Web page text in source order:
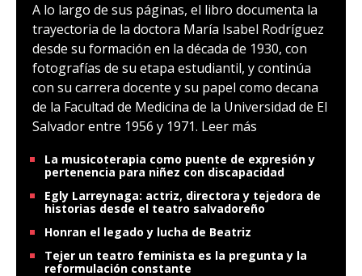
A lo largo de sus páginas, el libro documenta la
trayectoria de la doctora María Isabel Rodríguez
desde su formación en la década de 1930, con
fotografías de su etapa estudiantil, y continúa
con su carrera docente y su papel como decana
de la Facultad de Medicina de la Universidad de El
Salvador entre 1956 y 1971. Leer más
La musicoterapia como puente de expresión y
pertenencia para niñez con discapacidad
Egly Larreynaga: actriz, directora y tejedora de
historias desde el teatro salvadoreño
Honran el legado y lucha de Beatriz
Tejer un teatro feminista es la pregunta y la
reformulación constante